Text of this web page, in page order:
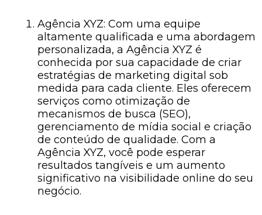
Agência XYZ: Com uma equipe
altamente qualificada e uma abordagem
personalizada, a Agência XYZ é
conhecida por sua capacidade de criar
estratégias de marketing digital sob
medida para cada cliente. Eles oferecem
serviços como otimização de
mecanismos de busca (SEO),
gerenciamento de mídia social e criação
de conteúdo de qualidade. Com a
Agência XYZ, você pode esperar
resultados tangíveis e um aumento
significativo na visibilidade online do seu
negócio.